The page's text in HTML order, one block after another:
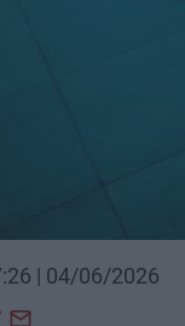
| 04/06/2026